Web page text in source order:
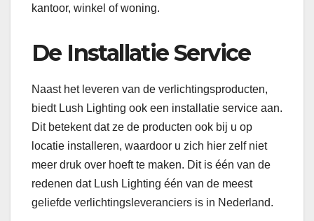
kantoor, winkel of woning.
De Installatie Service
Naast het leveren van de verlichtingsproducten,
biedt Lush Lighting ook een installatie service aan.
Dit betekent dat ze de producten ook bij u op
locatie installeren, waardoor u zich hier zelf niet
meer druk over hoeft te maken. Dit is één van de
redenen dat Lush Lighting één van de meest
geliefde verlichtingsleveranciers is in Nederland.